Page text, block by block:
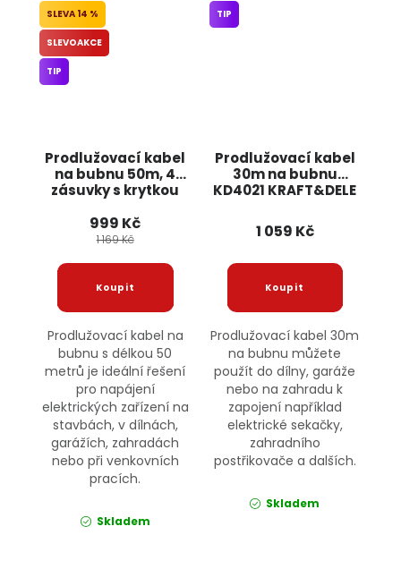
Prodlužovací kabel
na bubnu 50m, 4
zásuvky s krytkou
14 %
SLEVOAKCE
TIP
999 Kč
1 169 Kč
Prodlužovací kabel na
bubnu s délkou 50
metrů je ideální řešení
pro napájení
elektrických zařízení na
stavbách, v dílnách,
garážích, zahradách
nebo při venkovních
pracích.
Skladem
Prodlužovací kabel
30m na bubnu
KD4021 KRAFT&DELE
TIP
1 059 Kč
Prodlužovací kabel 30m
na bubnu můžete
použít do dílny, garáže
nebo na zahradu k
zapojení například
elektrické sekačky,
zahradního
postřikovače a dalších.
Skladem